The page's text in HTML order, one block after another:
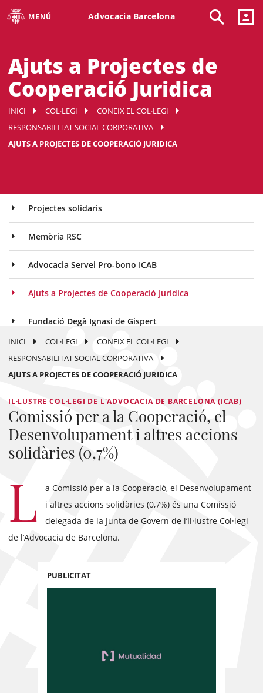
MENÚ Advocacia Barcelona
Ajuts a Projectes de
Cooperació Juridica
INICI COL·LEGI
CONEIX EL COL·LEGI
RESPONSABILITAT SOCIAL CORPORATIVA
AJUTS A PROJECTES DE COOPERACIÓ JURIDICA
Projectes solidaris
Memòria RSC
Advocacia Servei Pro-bono ICAB
Ajuts a Projectes de Cooperació Juridica
Fundació Degà Ignasi de Gispert
INICI COL·LEGI
CONEIX EL COL·LEGI
RESPONSABILITAT SOCIAL CORPORATIVA
AJUTS A PROJECTES DE COOPERACIÓ JURIDICA
IL·LUSTRE COL·LEGI DE L'ADVOCACIA DE BARCELONA (ICAB)
Comissió per a la Cooperació, el
Desenvolupament i altres accions
solidàries (0,7%)
L
a Comissió per a la Cooperació, el Desenvolupament
i altres accions solidàries (0,7%) és una Comissió
delegada de la Junta de Govern de l’Il·lustre Col·legi
de l’Advocacia de Barcelona.
PUBLICITAT